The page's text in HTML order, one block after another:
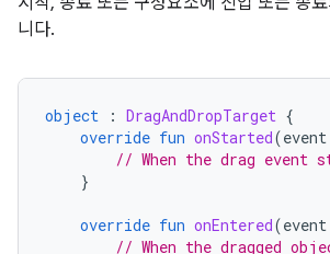
니다.
object : DragAndDropTarget {
override fun onStarted(event
// When the drag event
}
override fun onEntered(event
// When the dragged